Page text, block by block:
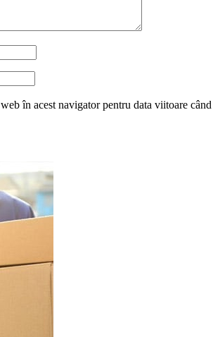
în acest navigator pentru data viitoare când